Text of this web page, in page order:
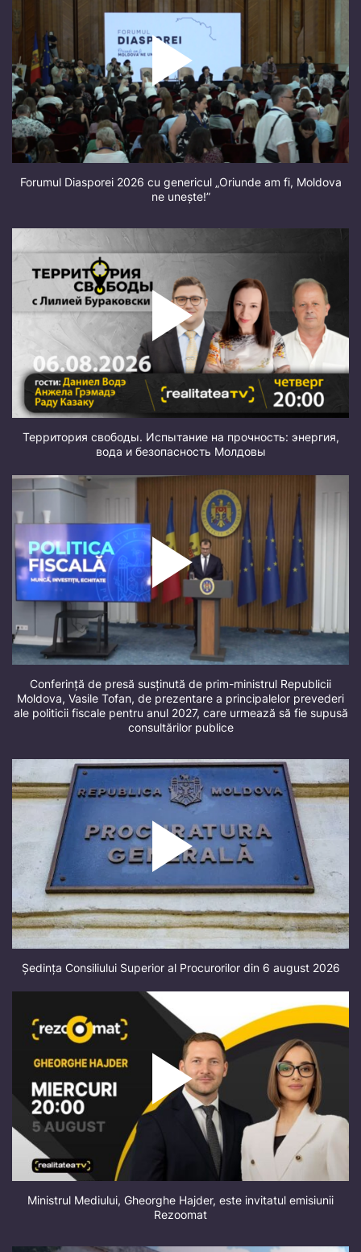
Forumul Diasporei 2026 cu genericul „Oriunde am fi, Moldova
ne unește!”
Территория свободы. Испытание на прочность: энергия,
вода и безопасность Молдовы
Conferință de presă susținută de prim-ministrul Republicii
Moldova, Vasile Tofan, de prezentare a principalelor prevederi
ale politicii fiscale pentru anul 2027, care urmează să fie supusă
consultărilor publice
Ședința Consiliului Superior al Procurorilor din 6 august 2026
Ministrul Mediului, Gheorghe Hajder, este invitatul emisiunii
Rezoomat